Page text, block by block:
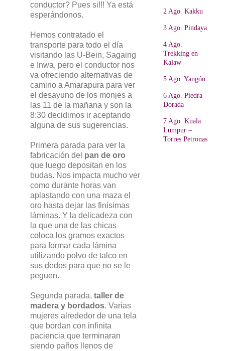
conductor? Pues si!!! Ya está
esperándonos.
Hemos contratado el
transporte para todo el día
visitando las U-Bein, Sagaing
e Inwa, pero el conductor nos
va ofreciendo alternativas de
camino a Amarapura para ver
el desayuno de los monjes a
las 11 de la mañana y son la
8:30 decidimos ir aceptando
alguna de sus sugerencias.
Primera parada para ver la
fabricación del pan de oro
que luego depositan en los
budas. Nos impacta mucho ver
como durante horas van
aplastando con una maza el
oro hasta dejar las finísimas
láminas. Y la delicadeza con
la que una de las chicas
coloca los gramos exactos
para formar cada lámina
utilizando polvo de talco en
sus dedos para que no se le
peguen.
Segunda parada, taller de
madera y bordados. Varias
mujeres alrededor de una tela
que bordan con infinita
paciencia que terminaran
siendo paños llenos de
2 Ago. Kakku
3 Ago. Pindaya
4 Ago.
Trekking en
Kalaw
5 Ago. Yangón
6 Ago. Piedra
Dorada
7 Ago. Kuala
Lumpur –
Torres Petronas